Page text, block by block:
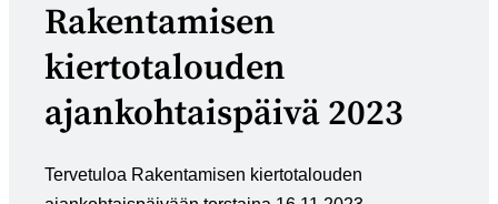
Rakentamisen
kiertotalouden
ajankohtaispäivä 2023
Tervetuloa Rakentamisen kiertotalouden